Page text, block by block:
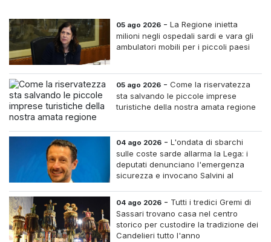
05 ago 2026 -La Regione inietta
milioni negli ospedali sardi e vara gli
ambulatori mobili per i piccoli paesi
05 ago 2026 -Come la riservatezza
sta salvando le piccole imprese
turistiche della nostra amata regione
04 ago 2026 -L'ondata di sbarchi
sulle coste sarde allarma la Lega: i
deputati denunciano l'emergenza
sicurezza e invocano Salvini al
04 ago 2026 - Tutti i tredici Gremi di
Sassari trovano casa nel centro
storico per custodire la tradizione dei
Candelieri tutto l'anno